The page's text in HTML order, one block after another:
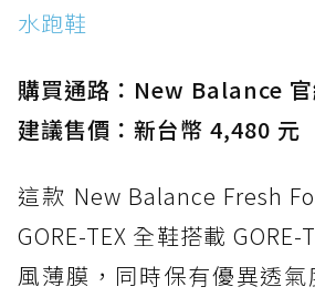
防水鞋推薦 15. Brooks
水跑鞋
購買通路：New Balance
建議售價：新台幣 4,480 元
這款 New Balance Fresh
GORE-TEX 全鞋搭載 GORE-
風薄膜，同時保有優異透